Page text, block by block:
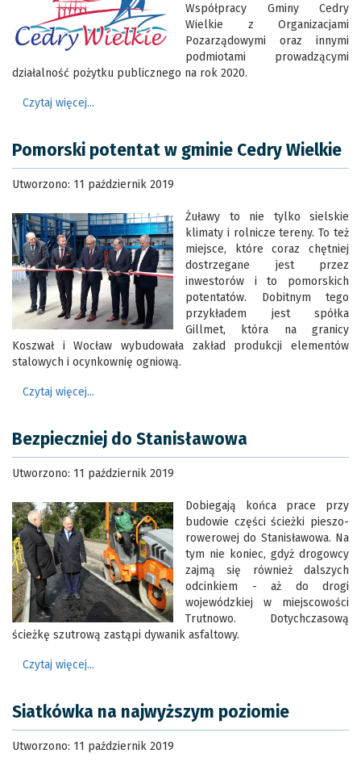
Współpracy Gminy Cedry
Wielkie z Organizacjami
Pozarządowymi oraz innymi
podmiotami prowadzącymi
działalność pożytku publicznego na rok 2020.
Czytaj więcej...
Pomorski potentat w gminie Cedry Wielkie
Utworzono: 11 październik 2019
Żuławy to nie tylko sielskie
klimaty i rolnicze tereny. To też
miejsce, które coraz chętniej
dostrzegane jest przez
inwestorów i to pomorskich
potentatów. Dobitnym tego
przykładem jest spółka
Gillmet, która na granicy
Koszwał i Wocław wybudowała zakład produkcji elementów
stalowych i ocynkownię ogniową.
Czytaj więcej...
Bezpieczniej do Stanisławowa
Utworzono: 11 październik 2019
Dobiegają końca prace przy
budowie części ścieżki pieszo-
rowerowej do Stanisławowa. Na
tym nie koniec, gdyż drogowcy
zajmą się również dalszych
odcinkiem - aż do drogi
wojewódzkiej w miejscowości
Trutnowo. Dotychczasową
ścieżkę szutrową zastąpi dywanik asfaltowy.
Czytaj więcej...
Siatkówka na najwyższym poziomie
Utworzono: 11 październik 2019